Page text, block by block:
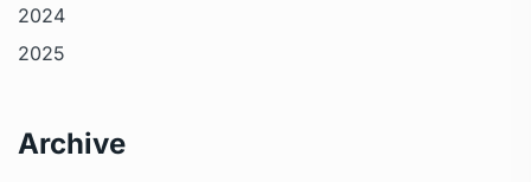
2024
2025
Archive